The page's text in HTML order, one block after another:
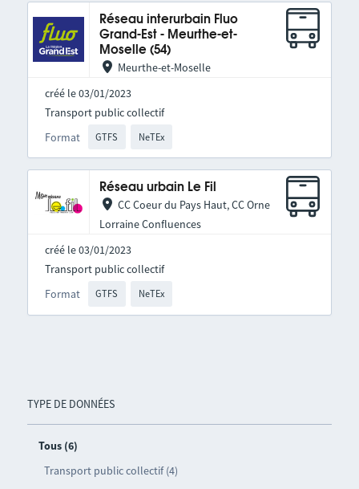
TYPE DE DONNÉES
Tous (6)
Transport public collectif (4)
Réseau interurbain Fluo
Grand-Est - Meurthe-et-
Moselle (54)
Meurthe-et-Moselle
créé le 03/01/2023
Format GTFS NeTEx
Transport public collectif
Réseau urbain Le Fil
CC Coeur du Pays Haut, CC Orne
Lorraine Confluences
créé le 03/01/2023
Format GTFS NeTEx
Transport public collectif